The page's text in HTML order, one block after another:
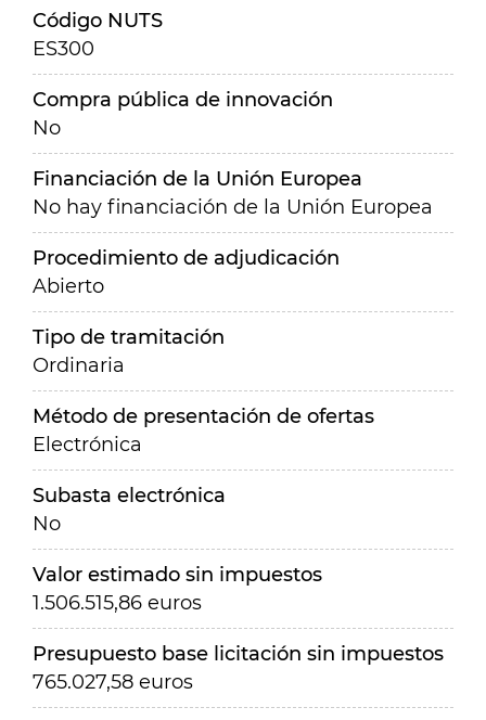
Código NUTS
ES300
Compra pública de innovación
No
Financiación de la Unión Europea
No hay financiación de la Unión Europea
Procedimiento de adjudicación
Abierto
Tipo de tramitación
Ordinaria
Método de presentación de ofertas
Electrónica
Subasta electrónica
No
Valor estimado sin impuestos
1.506.515,86 euros
Presupuesto base licitación sin impuestos
765.027,58 euros